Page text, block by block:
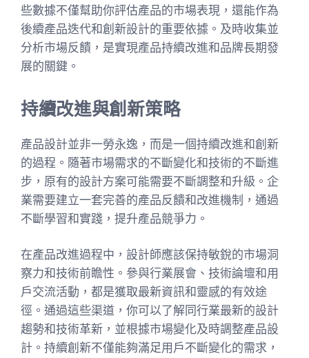
些數據不僅幫助你評估產品的市場表現，還能作為
後續產品迭代和創新設計的重要依據。及時收集並
分析市場反饋，是實現產品持續改進和品牌長期發
展的關鍵。
持續改進與創新策略
產品設計並非一勞永逸，而是一個持續改進和創新
的過程。隨著市場需求的不斷變化和技術的不斷進
步，原有的設計方案可能需要不斷調整和升級。企
業需要建立一套完善的產品反饋和改進機制，通過
不斷學習和實踐，提升產品競爭力。
在產品改進過程中，設計師應該保持敏銳的市場洞
察力和技術前瞻性。參與行業展會、技術論壇和用
戶交流活動，都是獲取最新資訊和靈感的有效途
徑。通過這些渠道，你可以了解同行業最新的設計
趨勢和技術革新，並根據市場變化及時調整產品設
計。持續創新不僅能夠滿足用戶不斷變化的需求，